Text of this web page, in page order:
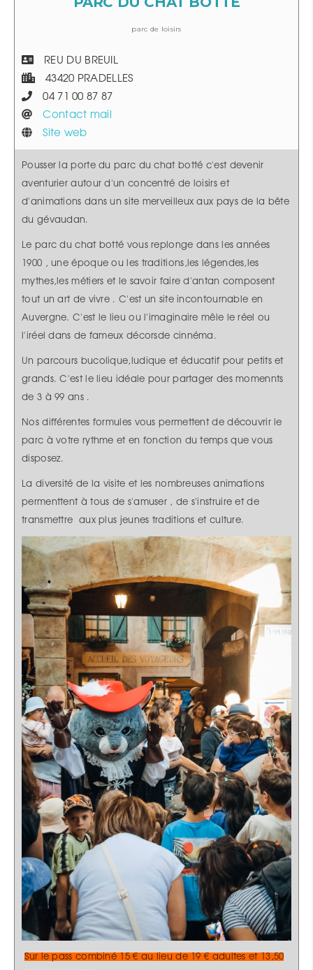
parc de loisirs
REU DU BREUIL
43420 PRADELLES
04 71 00 87 87
Contact mail
Site web
Pousser la porte du parc du chat botté c'est devenir
aventurier autour d'un concentré de loisirs et
d'animations dans un site merveilleux aux pays de la bête
du gévaudan.
Le parc du chat botté vous replonge dans les années
1900 , une époque ou les traditions,les légendes,les
mythes,les métiers et le savoir faire d'antan composent
tout un art de vivre . C'est un site incontournable en
Auvergne. C'est le lieu ou l'imaginaire mêle le réel ou
l'iréel dans de fameux décorsde cinnéma.
Un parcours bucolique,ludique et éducatif pour petits et
grands. C'est le lieu idéale pour partager des momennts
de 3 à 99 ans .
Nos différentes formules vous permettent de découvrir le
parc à votre rythme et en fonction du temps que vous
disposez.
La diversité de la visite et les nombreuses animations
permenttent à tous de s'amuser , de s'instruire et de
transmettre aux plus jeunes traditions et culture.
Sur le pass combiné 15 € au lieu de 19 € adultes et 13,50